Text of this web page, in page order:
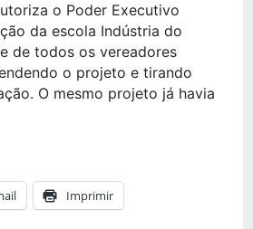
o Poder Executivo
da escola Indústria do
de todos os vereadores
o projeto e tirando
O mesmo projeto já havia
Imprimir